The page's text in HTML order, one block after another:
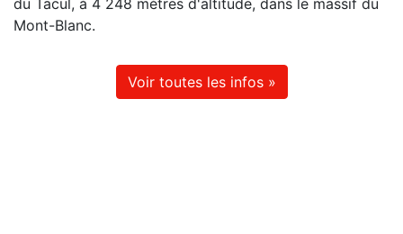
Mont-Blanc.
Voir toutes les infos »